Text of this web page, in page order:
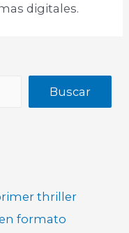
digitales.​
Buscar
thriller
formato